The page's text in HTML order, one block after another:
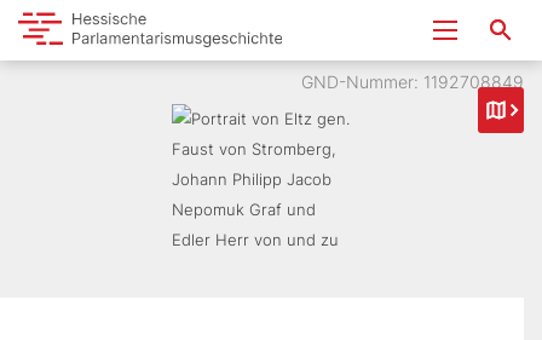
GND-Nummer: 1192708849